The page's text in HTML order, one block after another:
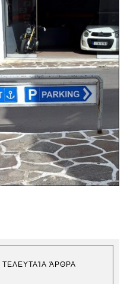
ΤΕΛΕΥΤΑΊΑ ΆΡΘΡΑ